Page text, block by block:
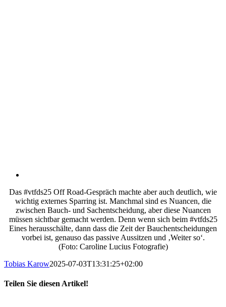
Das #vtfds25 Off Road-Gespräch machte aber auch deutlich, wie
wichtig externes Sparring ist. Manchmal sind es Nuancen, die
zwischen Bauch- und Sachentscheidung, aber diese Nuancen
müssen sichtbar gemacht werden. Denn wenn sich beim #vtfds25
Eines herausschälte, dann dass die Zeit der Bauchentscheidungen
vorbei ist, genauso das passive Aussitzen und ‚Weiter so‘.
(Foto: Caroline Lucius Fotografie)
Tobias Karow2025-07-03T13:31:25+02:00
Teilen Sie diesen Artikel!